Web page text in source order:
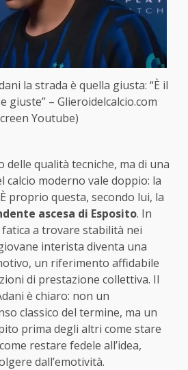
la strada è quella giusta: “È il
giuste” – Glieroidelcalcio.com
Youtube)
delle qualità tecniche, ma di una
calcio moderno vale doppio: la
proprio questa, secondo lui, la
ascesa di Esposito. In
fatica a trovare stabilità nei
interista diventa una
un riferimento affidabile
di prestazione collettiva. Il
è chiaro: non un
classico del termine, ma un
prima degli altri come stare
restare fedele all’idea,
dall’emotività.